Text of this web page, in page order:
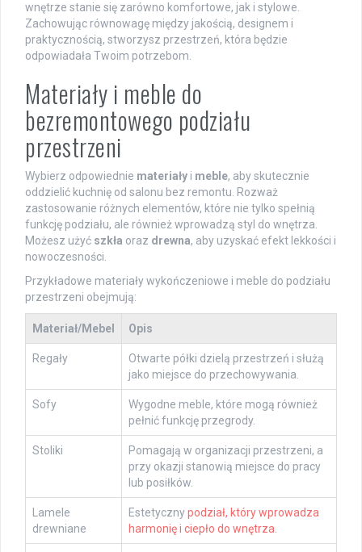
wnętrze stanie się zarówno komfortowe, jak i stylowe.
Zachowując równowagę między jakością, designem i
praktycznością, stworzysz przestrzeń, która będzie
odpowiadała Twoim potrzebom.
Materiały i meble do
bezremontowego podziału
przestrzeni
Wybierz odpowiednie materiały i meble, aby skutecznie
oddzielić kuchnię od salonu bez remontu. Rozważ
zastosowanie różnych elementów, które nie tylko spełnią
funkcję podziału, ale również wprowadzą styl do wnętrza.
Możesz użyć szkła oraz drewna, aby uzyskać efekt lekkości i
nowoczesności.
Przykładowe materiały wykończeniowe i meble do podziału
przestrzeni obejmują:
Materiał/Mebel Opis
Regały
Otwarte półki dzielą przestrzeń i służą
jako miejsce do przechowywania.
Sofy
Wygodne meble, które mogą również
pełnić funkcję przegrody.
Stoliki
Pomagają w organizacji przestrzeni, a
przy okazji stanowią miejsce do pracy
lub posiłków.
Lamele
drewniane
Estetycznypodział, który wprowadza
harmonię i ciepło do wnętrza